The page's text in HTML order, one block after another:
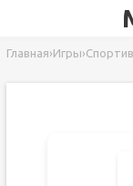
Главная›Игры›